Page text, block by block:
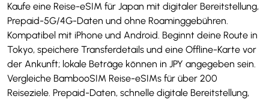
Kaufe eine Reise-eSIM für Japan mit digitaler Bereitstellung,
Prepaid-5G/4G-Daten und ohne Roaminggebühren.
Kompatibel mit iPhone und Android. Beginnt deine Route in
Tokyo, speichere Transferdetails und eine Offline-Karte vor
der Ankunft; lokale Beträge können in JPY angegeben sein.
Vergleiche BambooSIM Reise-eSIMs für über 200
Reiseziele. Prepaid-Daten, schnelle digitale Bereitstellung,